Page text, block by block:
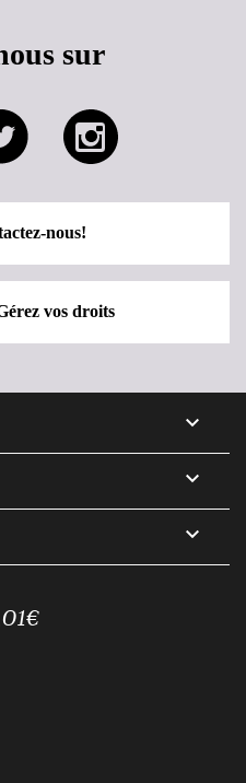
sur
nous!
vos droits


